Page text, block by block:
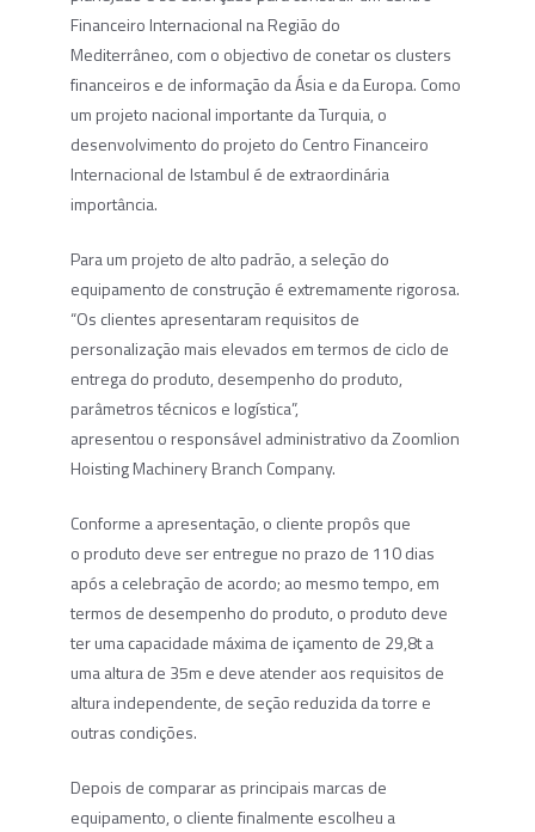
Financeiro Internacional na Região do
Mediterrâneo, com o objectivo de conetar os clusters
financeiros e de informação da Ásia e da Europa. Como
um projeto nacional importante da Turquia, o
desenvolvimento do projeto do Centro Financeiro
Internacional de Istambul é de extraordinária
importância.
Para um projeto de alto padrão, a seleção do
equipamento de construção é extremamente rigorosa.
“Os clientes apresentaram requisitos de
personalização mais elevados em termos de ciclo de
entrega do produto, desempenho do produto,
parâmetros técnicos e logística”,
apresentou o responsável administrativo da Zoomlion
Hoisting Machinery Branch Company.
Conforme a apresentação, o cliente propôs que
o produto deve ser entregue no prazo de 110 dias
após a celebração de acordo; ao mesmo tempo, em
termos de desempenho do produto, o produto deve
ter uma capacidade máxima de içamento de 29,8t a
uma altura de 35m e deve atender aos requisitos de
altura independente, de seção reduzida da torre e
outras condições.
Depois de comparar as principais marcas de
equipamento, o cliente finalmente escolheu a